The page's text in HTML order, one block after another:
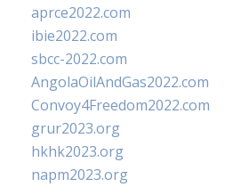
aprce2022.com
ibie2022.com
sbcc-2022.com
AngolaOilAndGas2022.com
Convoy4Freedom2022.com
grur2023.org
hkhk2023.org
napm2023.org